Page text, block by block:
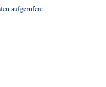
aufgerufen: